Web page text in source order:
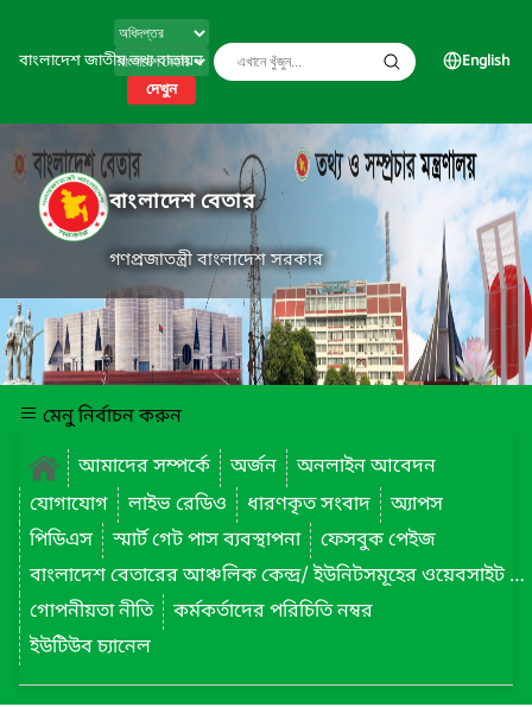
বাংলাদেশ জাতীয় তথ্য বাতায়ন
দেখুন
English
বাংলাদেশ বেতার
গণপ্রজাতন্ত্রী বাংলাদেশ সরকার
মেনু নির্বাচন করুন
আমাদের সম্পর্কে
অর্জন
অনলাইন আবেদন
যোগাযোগ
লাইভ রেডিও ধারণকৃত সংবাদ
অ্যাপস
পিডিএস
স্মার্ট গেট পাস ব্যবস্থাপনা
ফেসবুক পেইজ
বাংলাদেশ বেতারের আঞ্চলিক কেন্দ্র/ ইউনিটসমূহের ওয়েবসাইট লিংক
গোপনীয়তা নীতি
কর্মকর্তাদের পরিচিতি নম্বর
ইউটিউব চ্যানেল